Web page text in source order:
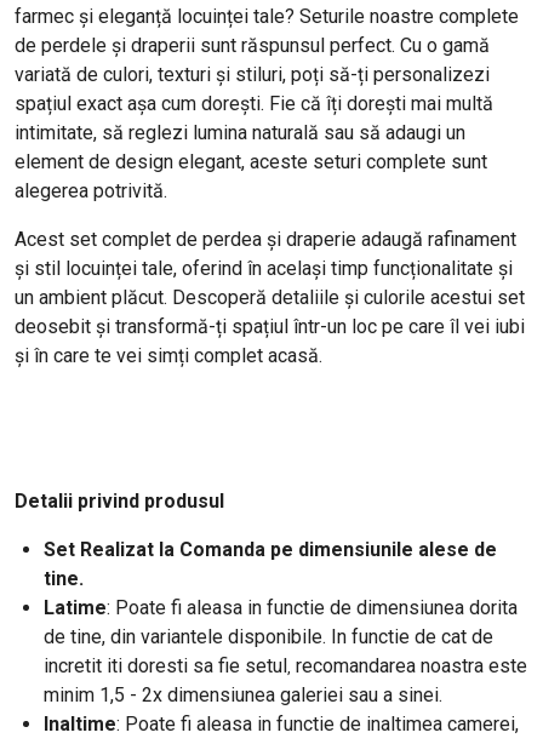
farmec și eleganță locuinței tale? Seturile noastre complete
de perdele și draperii sunt răspunsul perfect. Cu o gamă
variată de culori, texturi și stiluri, poți să-ți personalizezi
spațiul exact așa cum dorești. Fie că îți dorești mai multă
intimitate, să reglezi lumina naturală sau să adaugi un
element de design elegant, aceste seturi complete sunt
alegerea potrivită.
Acest set complet de perdea și draperie adaugă rafinament
și stil locuinței tale, oferind în același timp funcționalitate și
un ambient plăcut. Descoperă detaliile și culorile acestui set
deosebit și transformă-ți spațiul într-un loc pe care îl vei iubi
și în care te vei simți complet acasă.
Detalii privind produsul
Set Realizat la Comanda pe dimensiunile alese de
tine.
Latime: Poate fi aleasa in functie de dimensiunea dorita
de tine, din variantele disponibile. In functie de cat de
incretit iti doresti sa fie setul, recomandarea noastra este
minim 1,5 - 2x dimensiunea galeriei sau a sinei.
Inaltime: Poate fi aleasa in functie de inaltimea camerei,